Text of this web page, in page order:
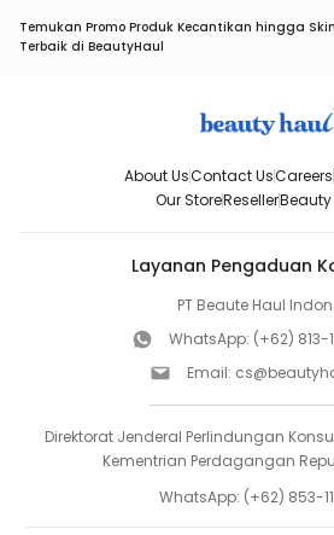
Temukan Promo Produk Kecantikan hingga
Terbaik di BeautyHaul
About UsContact UsCareers
Our StoreResellerBeauty
Layanan Pengaduan
PT Beaute Haul
WhatsApp: (+62)
Email:
Direktorat Jenderal Perlindungan
Kementrian Perdagangan
WhatsApp: (+62) 853-